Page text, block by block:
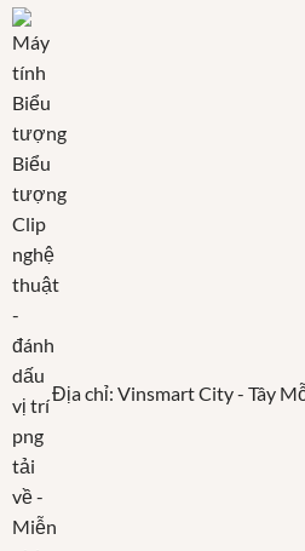
Địa chỉ: Vinsmart City - Tây